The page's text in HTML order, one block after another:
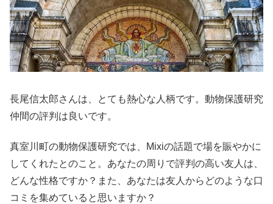
長尾信太郎さんは、とても熱心な人柄です。動物保護研究
仲間の評判は良いです。
真室川町の動物保護研究では、Mixiの話題で場を賑やかに
してくれたとのこと。あなたの周りで評判の高い友人は、
どんな性格ですか？また、あなたは友人からどのような口
コミを集めていると思いますか？